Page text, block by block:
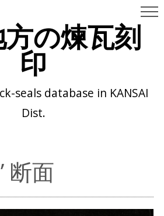
の煉瓦刻
印
seals database in KANSAI
Dist.
断面